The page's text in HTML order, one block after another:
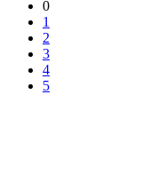
0
1
2
3
4
5